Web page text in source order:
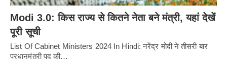
Modi 3.0: किस राज्य से कितने नेता बने मंत्री, यहां देखें
पूरी सूची
List Of Cabinet Ministers 2024 In Hindi: नरेंद्र मोदी ने तीसरी बार
प्रधानमंत्री पद की…